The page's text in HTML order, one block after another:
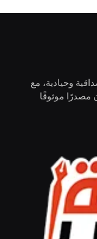
وحيادية، مع
مصدرًا موثوقًا